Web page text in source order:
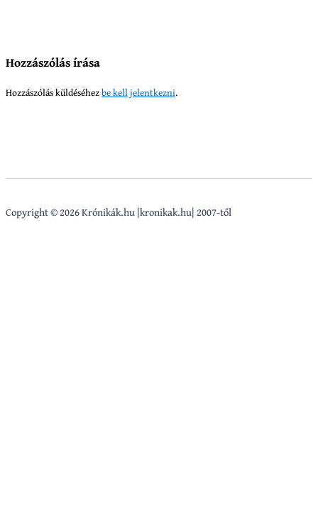
Hozzászólás írása
Hozzászólás küldéséhezbe kell jelentkezni.
Copyright © 2026 Krónikák.hu |kronikak.hu| 2007-től